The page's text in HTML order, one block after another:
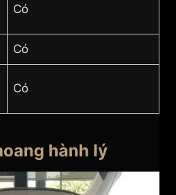
Có
Có
Có
hành lý